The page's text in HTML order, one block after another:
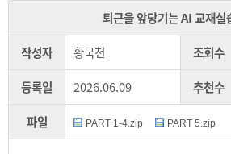
퇴근을 앞당기는 AI 교재실
작성자
황국천 조회수
등록일
2026.06.09 추천수
파일
PART 1-4.zip PART 5.zip